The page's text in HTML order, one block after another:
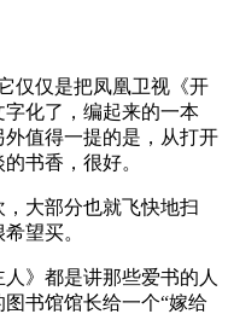
仅是把凤凰卫视《开
化了，编起来的一本
值得一提的是，从打开
书香，很好。
大部分也就飞快地扫
望买。
》都是讲那些爱书的人
书馆馆长给一个“嫁给